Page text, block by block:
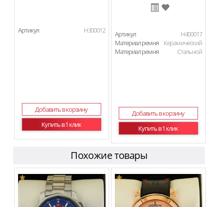
Артикул H300012
Добавить в корзину
Купить в 1 клик
Артикул
H400017
Материал ремня
Керамический
Материал ремня
Стальной
Добавить в корзину
Купить в 1 клик
Похожие товары